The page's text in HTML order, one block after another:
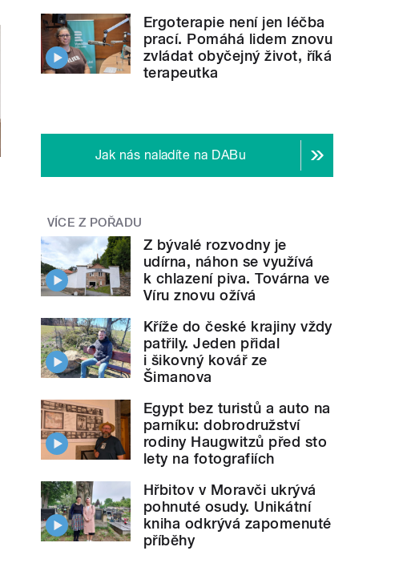
Ergoterapie není jen léčba
prací. Pomáhá lidem znovu
zvládat obyčejný život, říká
terapeutka
Jak nás naladíte na DABu
VÍCE Z POŘADU
Z bývalé rozvodny je
udírna, náhon se využívá
k chlazení piva. Továrna ve
Víru znovu ožívá
Kříže do české krajiny vždy
patřily. Jeden přidal
i šikovný kovář ze
Šimanova
Egypt bez turistů a auto na
parníku: dobrodružství
rodiny Haugwitzů před sto
lety na fotografiích
Hřbitov v Moravči ukrývá
pohnuté osudy. Unikátní
kniha odkrývá zapomenuté
příběhy